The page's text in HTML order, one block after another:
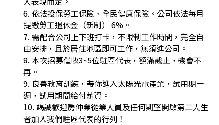
6. 依法投保勞工保險、全民健康保險。公司依法每月
提繳勞工退休金（新制） 6%。
7. 需配合公司上下班打卡，不限制工作時間，完全自
由安排，且於居住地區即可工作，無須進公司。
8. 本次招募僅收3~5位駐區代表，額滿截止，機會不
再。
9. 良善教育訓練，帶你進入太陽光電產業，試用期一
週，試用期間給付薪資。
10. 竭誠歡迎房仲業從業人員及任何期望開啟第二人生
者加入我們駐區代表的行列！